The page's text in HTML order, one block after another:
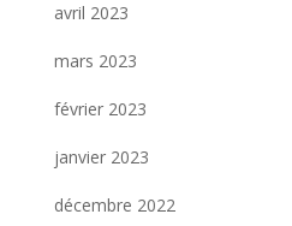
avril 2023
mars 2023
février 2023
janvier 2023
décembre 2022